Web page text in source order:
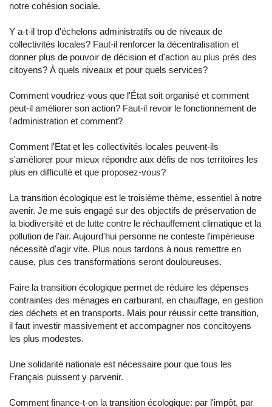
notre cohésion sociale.
Y a-t-il trop d'échelons administratifs ou de niveaux de
collectivités locales? Faut-il renforcer la décentralisation et
donner plus de pouvoir de décision et d'action au plus près des
citoyens? À quels niveaux et pour quels services?
Comment voudriez-vous que l'État soit organisé et comment
peut-il améliorer son action? Faut-il revoir le fonctionnement de
l'administration et comment?
Comment l'Etat et les collectivités locales peuvent-ils
s'améliorer pour mieux répondre aux défis de nos territoires les
plus en difficulté et que proposez-vous?
La transition écologique est le troisième thème, essentiel à notre
avenir. Je me suis engagé sur des objectifs de préservation de
la biodiversité et de lutte contre le réchauffement climatique et la
pollution de l'air. Aujourd'hui personne ne conteste l'impérieuse
nécessité d'agir vite. Plus nous tardons à nous remettre en
cause, plus ces transformations seront douloureuses.
Faire la transition écologique permet de réduire les dépenses
contraintes des ménages en carburant, en chauffage, en gestion
des déchets et en transports. Mais pour réussir cette transition,
il faut investir massivement et accompagner nos concitoyens
les plus modestes.
Une solidarité nationale est nécessaire pour que tous les
Français puissent y parvenir.
Comment finance-t-on la transition écologique: par l'impôt, par